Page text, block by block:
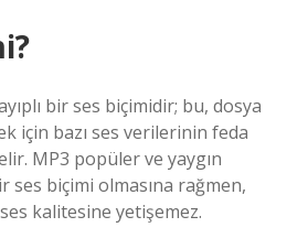
bir ses biçimidir; bu, dosya
için bazı ses verilerinin feda
MP3 popüler ve yaygın
ses biçimi olmasına rağmen,
kalitesine yetişemez.